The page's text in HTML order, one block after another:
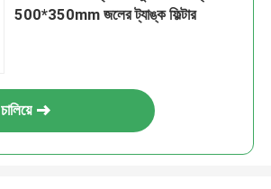
500*350mm জলের ট্যাঙ্ক ফিল্টার
চালিয়ে